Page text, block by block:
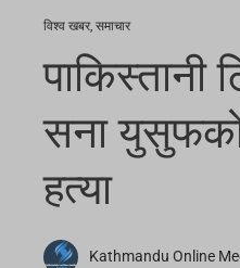
विश्व खबर, समाचार
पाकिस्तानी
सना युसुफको
हत्या
Kathmandu Online